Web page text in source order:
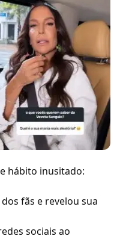
hábito inusitado:
fãs e revelou sua
sociais ao